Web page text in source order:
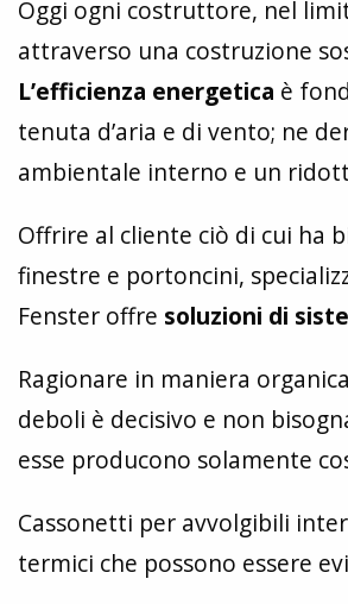
Oggi ogni costruttore, nel
attraverso una costruzione
L’efficienza energetica è
tenuta d’aria e di vento; ne
ambientale interno e un
Offrire al cliente ciò di cui ha
finestre e portoncini,
Fenster offre soluzioni di
Ragionare in maniera
deboli è decisivo e non
esse producono solamente
Cassonetti per avvolgibili
termici che possono essere